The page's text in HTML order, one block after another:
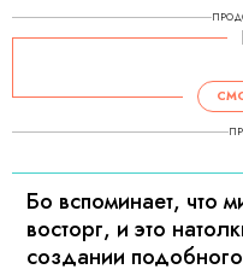
Бо вспоминает, что
восторг, и это
создании